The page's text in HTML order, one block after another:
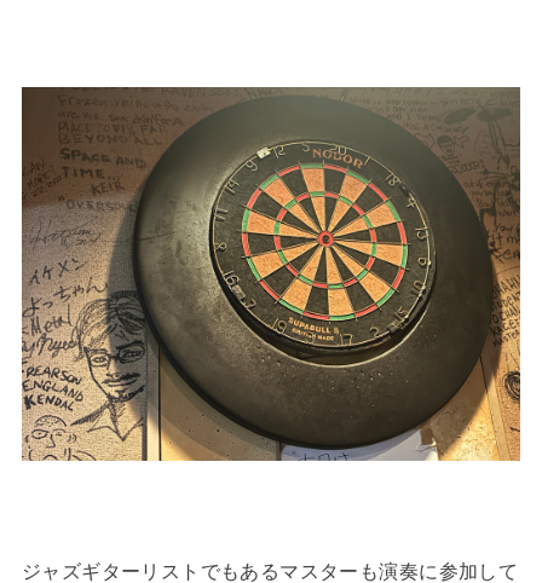
ジャズギターリストでもあるマスターも演奏に参加して